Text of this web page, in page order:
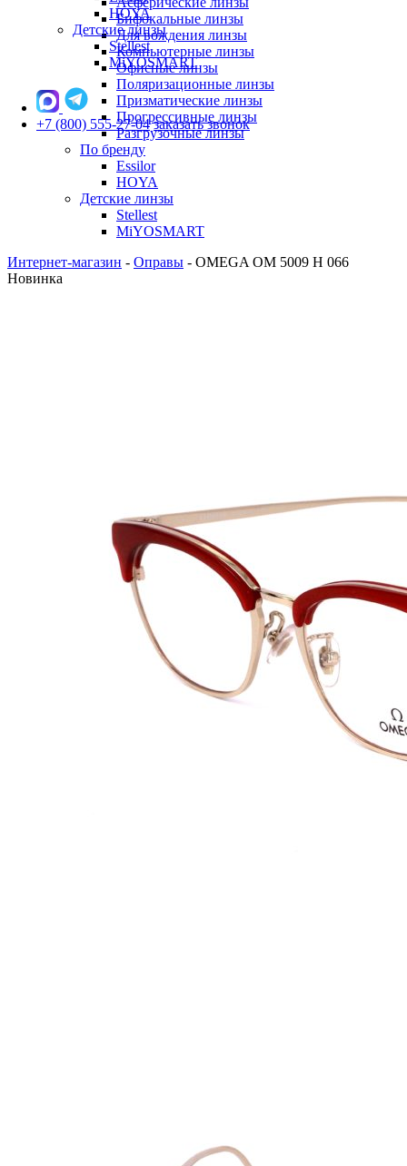
Бифокальные линзы
Для вождения линзы
Компьютерные линзы
Офисные линзы
Поляризационные линзы
Призматические линзы
Прогрессивные линзы
Разгрузочные линзы
По бренду
Essilor
HOYA
Детские линзы
Stellest
MiYOSMART
HOYA
Детские линзы
Stellest
MiYOSMART
+7 (800) 555-27-04 заказать звонок
Интернет-магазин - Оправы - OMEGA OM 5009 H 066
Новинка